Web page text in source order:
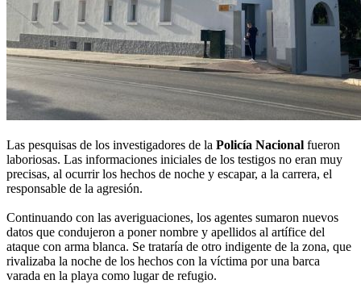
Las pesquisas de los investigadores de la Policía Nacional fueron
laboriosas. Las informaciones iniciales de los testigos no eran muy
precisas, al ocurrir los hechos de noche y escapar, a la carrera, el
responsable de la agresión.
Continuando con las averiguaciones, los agentes sumaron nuevos
datos que condujeron a poner nombre y apellidos al artífice del
ataque con arma blanca. Se trataría de otro indigente de la zona, que
rivalizaba la noche de los hechos con la víctima por una barca
varada en la playa como lugar de refugio.